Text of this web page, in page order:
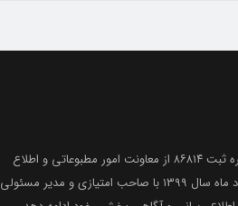
با اخذ مجوز رسمی به شماره ثبت ۸۶۸۱۴ از معاونت امور مطبوعاتی و اطلاع
رسانی وزارت فرهنگ و ارشاد اسلامی توفیق یافت از ۲۰ مرداد ماه سال ۱۳۹۹ با صاحب امتیازی و مدیر مسئولی